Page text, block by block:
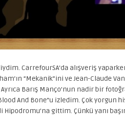
CarrefourSA’da alışveriş
“Mekanik”ini ve Jean-Claude
Barış Manço’nun nadir bir
And Bone”u izledim. Çok yorgun
gittim. Çünkü yanı